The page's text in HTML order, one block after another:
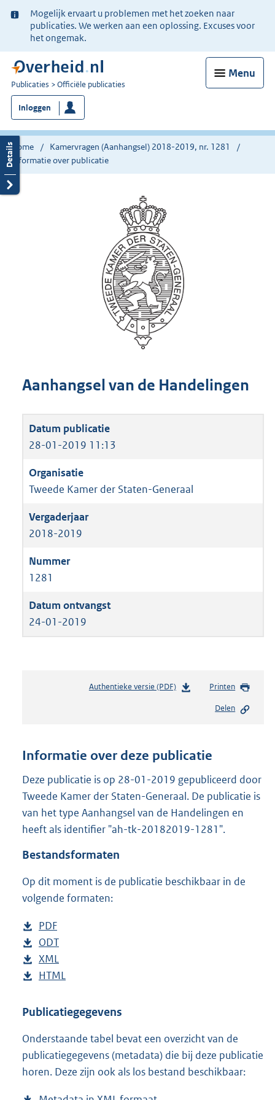
Ter
informatie:
Mogelijk ervaart u problemen met het zoeken naar
publicaties. We werken aan een oplossing. Excuses voor
het ongemak.
Menu
U
bent
nu
hier:
Publicaties Officiële publicaties
Inloggen
Home
Kamervragen (Aanhangsel) 2018-2019, nr. 1281
Informatie over publicatie
Aanhangsel van de Handelingen
28-01-2019 11:13
Tweede Kamer der Staten-Generaal
2018-2019
1281
24-01-2019
Authentieke versie (PDF)b
n
s
r
o
o
:
Printen
Delen
Informatie over deze publicatie
Deze publicatie is op 28-01-2019 gepubliceerd door
Tweede Kamer der Staten-Generaal. De publicatie is
van het type Aanhangsel van de Handelingen en
heeft als identifier "ah-tk-20182019-1281".
Bestandsformaten
Op dit moment is de publicatie beschikbaar in de
volgende formaten:
D
o
w
n
o
d
p
u
PDF
e
s
t
n
s
g
r
D
o
w
l
a
d
p
ODT
s
a
d
s
g
D
o
n
o
a
d
XML
e
t
n
d
s
D
w
l
o
a
HTML
s
a
n
d
Publicatiegegevens
Onderstaande tabel bevat een overzicht van de
publicatiegegevens (metadata) die bij deze publicatie
horen. Deze zijn ook als los bestand beschikbaar: